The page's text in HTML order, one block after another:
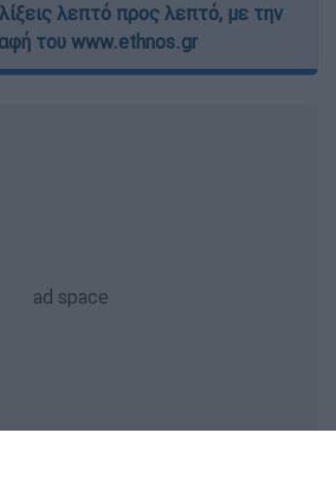
λεπτό προς λεπτό, με την
του www.ethnos.gr